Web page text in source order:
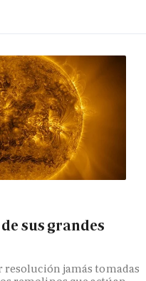
sus grandes
jamás tomadas